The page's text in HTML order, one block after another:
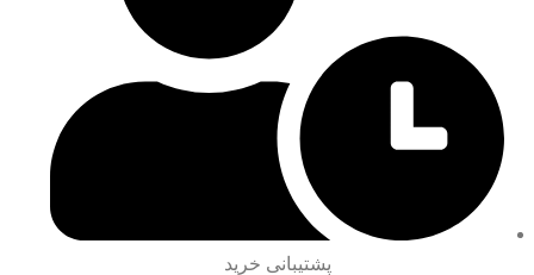
پشتیبانی خرید